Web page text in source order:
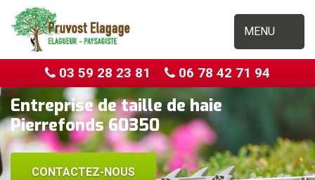
MENU
03 59 28 23 81 06 78 42 71 94
Entreprise de taille de haie
Pierrefonds 60350
CONTACTEZ-NOUS